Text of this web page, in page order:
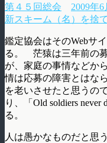
第４５回総会
2009年6
新スキーム（名）を捨
鑑定協会はそのWebサイ
る。 茫猿は三年前の
が、家庭の事情などか
情は応募の障害とはな
を老いさせたと思うの
り、「Old soldiers never
る。
人は愚かなものだと思